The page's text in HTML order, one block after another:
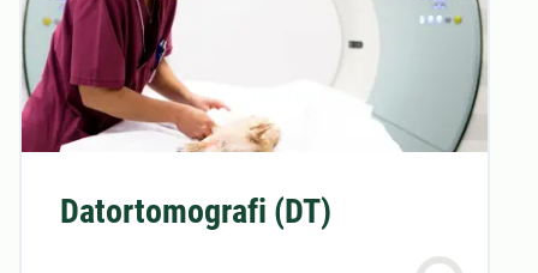
Datortomografi (DT)